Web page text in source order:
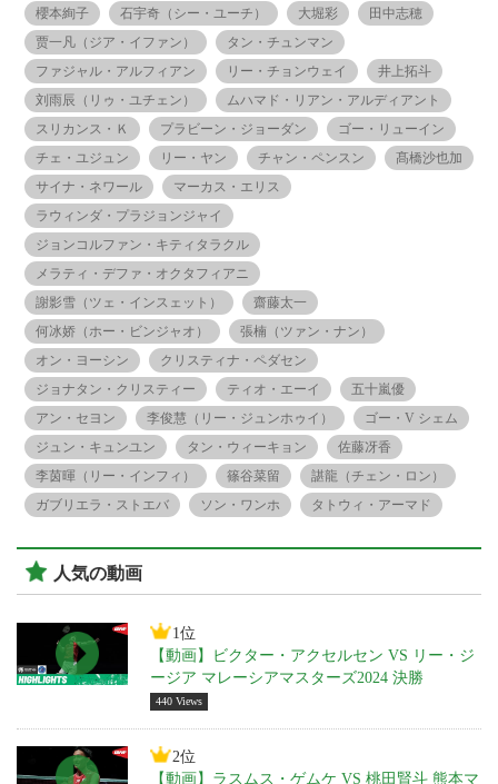
櫻本絢子
石宇奇（シー・ユーチ） 大堀彩
田中志穂
贾一凡（ジア・イファン）
タン・チュンマン
ファジャル・アルフィアン
リー・チョンウェイ
井上拓斗
刘雨辰（リゥ・ユチェン）
ムハマド・リアン・アルディアント
スリカンス・Ｋ
プラビーン・ジョーダン
ゴー・リューイン
チェ・ユジュン
リー・ヤン チャン・ペンスン
髙橋沙也加
サイナ・ネワール
マーカス・エリス
ラウィンダ・プラジョンジャイ
ジョンコルファン・キティタラクル
メラティ・デファ・オクタフィアニ
謝影雪（ツェ・インスェット）
齋藤太一
何冰娇（ホー・ビンジャオ）
張楠（ツァン・ナン）
オン・ヨーシン
クリスティナ・ペダセン
ジョナタン・クリスティー
ティオ・エーイ
五十嵐優
アン・セヨン
李俊慧（リー・ジュンホゥイ）
ゴー・V シェム
ジュン・キュンユン
タン・ウィーキョン
佐藤冴香
李茵暉（リー・インフィ）
篠谷菜留
諶龍（チェン・ロン）
ガブリエラ・ストエバ
ソン・ワンホ タトウィ・アーマド
人気の動画
1位
【動画】ビクター・アクセルセン VS リー・ジ
ージア マレーシアマスターズ2024 決勝
440 Views
2位
【動画】ラスムス・ゲムケ VS 桃田賢斗 熊本マ